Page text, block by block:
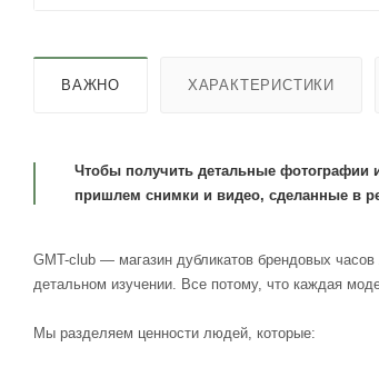
ВАЖНО ХАРАКТЕРИСТИКИ
Чтобы получить детальные фотографии
пришлем снимки и видео, сделанные в
GMT-club — магазин дубликатов брендовых
детальном изучении. Все потому, что каждая
Мы разделяем ценности людей, которые: